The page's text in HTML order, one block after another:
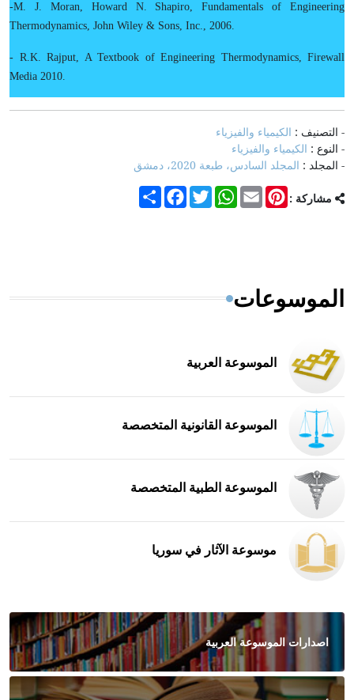
-M. J. Moran, Howard N. Shapiro, Fundamentals of Engineering
Thermodynamics, John Wiley & Sons, Inc., 2006.
- R.K. Rajput, A Textbook of Engineering Thermodynamics, Firewall
Media 2010.
- التصنيف : الكيمياء والفيزياء
- النوع : الكيمياء والفيزياء
- المجلد : المجلد السادس، طبعة 2020، دمشق
مشاركة : Share
FacebookTwitter
WhatsAppEmail
Pinterest
الموسوعات
الموسوعة العربية
الموسوعة القانونية المتخصصة
الموسوعة الطبية المتخصصة
موسوعة الآثار في سوريا
اصدارات الموسوعة العربية